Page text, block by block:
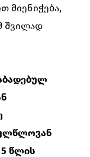
მიენიჭება,
შვილად
წლის